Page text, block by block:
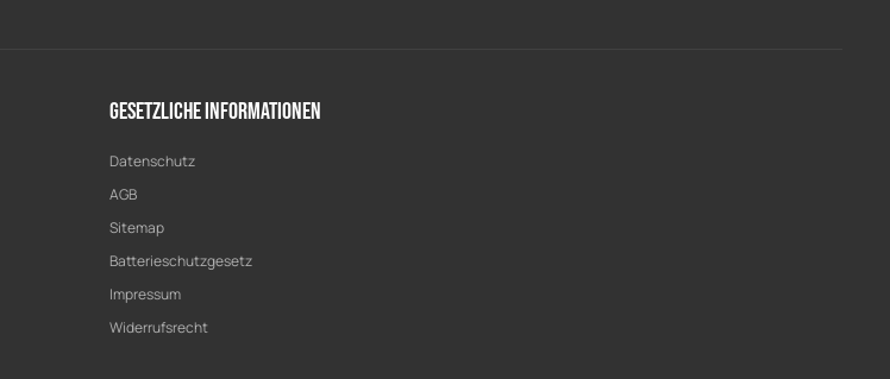
Gesetzliche Informationen
Datenschutz
AGB
Sitemap
Batterieschutzgesetz
Impressum
Widerrufsrecht